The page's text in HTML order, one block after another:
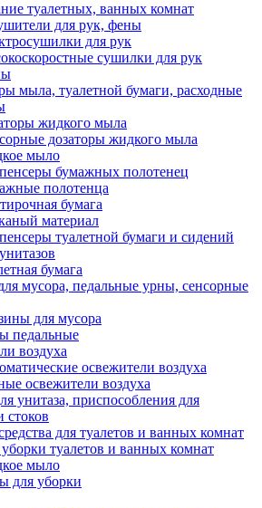
туалетных, ванных комнат
для рук, фены
для рук
сушилки для рук
мыла, туалетной бумаги, расходные
жидкого мыла
дозаторы жидкого мыла
мыло
бумажных полотенец
полотенца
бумага
материал
туалетной бумаги и сидений
бумага
мусора, педальные урны, сенсорные
для мусора
педальные
воздуха
освежители воздуха
освежители воздуха
унитаза, приспособления для
стоков
для туалетов и ванных комнат
туалетов и ванных комнат
мыло
для уборки